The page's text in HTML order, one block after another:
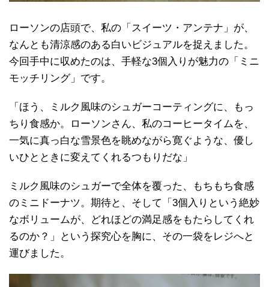
ローソンの店頭で、私の「スイーツ・アンテナ」が、
なんとも清涼感のある白いビジュアルを捉えました。
今回手中に収めたのは、手軽な3個入りが魅力の「ミニ
モッチリング」です。
「ほう、ミルク風味のシュガーコーティングに、もっ
ちり食感か。ローソンさん、私のコーヒータイムを、
一気に真っ白な雪景色を眺めながら寛ぐような、優し
いひとときに変えてくれるつもりだな」
ミルク風味のシュガーで全体を覆った、もちもち食感
のミニドーナツ。期待と、そして「3個入りという絶妙
なボリュームが、どれほどの満足感をもたらしてくれ
るのか？」という探究心を胸に、その一袋をレジへと
運びました。